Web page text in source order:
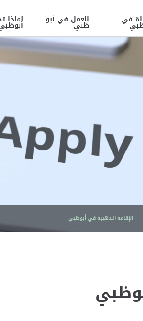
في العمل في أبو
ظبي
لماذا
الإقامة الذهبية في أبوظبي